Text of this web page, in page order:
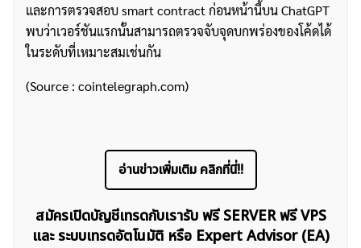
และการตรวจสอบ smart contract ก่อนหน้านี้บน ChatGPT
พบว่าเวอร์ชันแรกนั้นสามารถตรวจจับจุดบกพร่องของโค้ดได้
ในระดับที่เหมาะสมเช่นกัน
(Source : cointelegraph.com)
อ่านข่าวเพิ่มเติม คลิกที่นี่!!
สมัครเปิดบัญชีเทรดกับเรารับ ฟรี SERVER ฟรี VPS
และ ระบบเทรดอัตโนมัติ หรือ Expert Advisor (EA)